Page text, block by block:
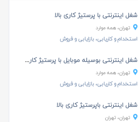
شغل اینترنتی با پرستیژ کاری بالا
تهران، همه موارد
استخدام و کاریابی، بازایابی و فروش
شغل اینترنتی بوسیله موبایل با پرستیژ کاری بالا
تهران، همه موارد
استخدام و کاریابی، بازایابی و فروش
شغل اینترنتی باپرستیژ کاری بالا
تهران، تهران